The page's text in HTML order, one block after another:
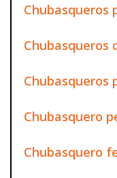
Chubasqueros
Chubasqueros
Chubasqueros
Chubasquero
Chubasquero